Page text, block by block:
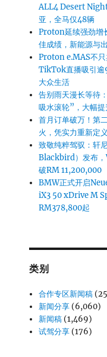
ALL4 Desert
亚，全马仅48辆
Proton延续强劲增
佳成绩，新能源与
Proton e.MAS不只
TikTok直播吸引逾
大众生活
告别雨天漫长等待
吸水滚轮”，大幅
首月订单破万！第
火，凭实力重新定
致敬纯粹驾驭：轩
Blackbird）发布，
破RM 11,200,000
BMW正式开启
iX3 50 xDrive M
RM378,800起
类别
合作专区新闻稿
新闻分享 (6,060)
新闻稿 (1,469)
试驾分享 (176)